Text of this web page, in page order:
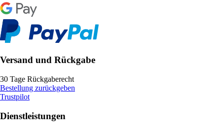
Versand und Rückgabe
30 Tage Rückgaberecht
Bestellung zurückgeben
Trustpilot
Dienstleistungen